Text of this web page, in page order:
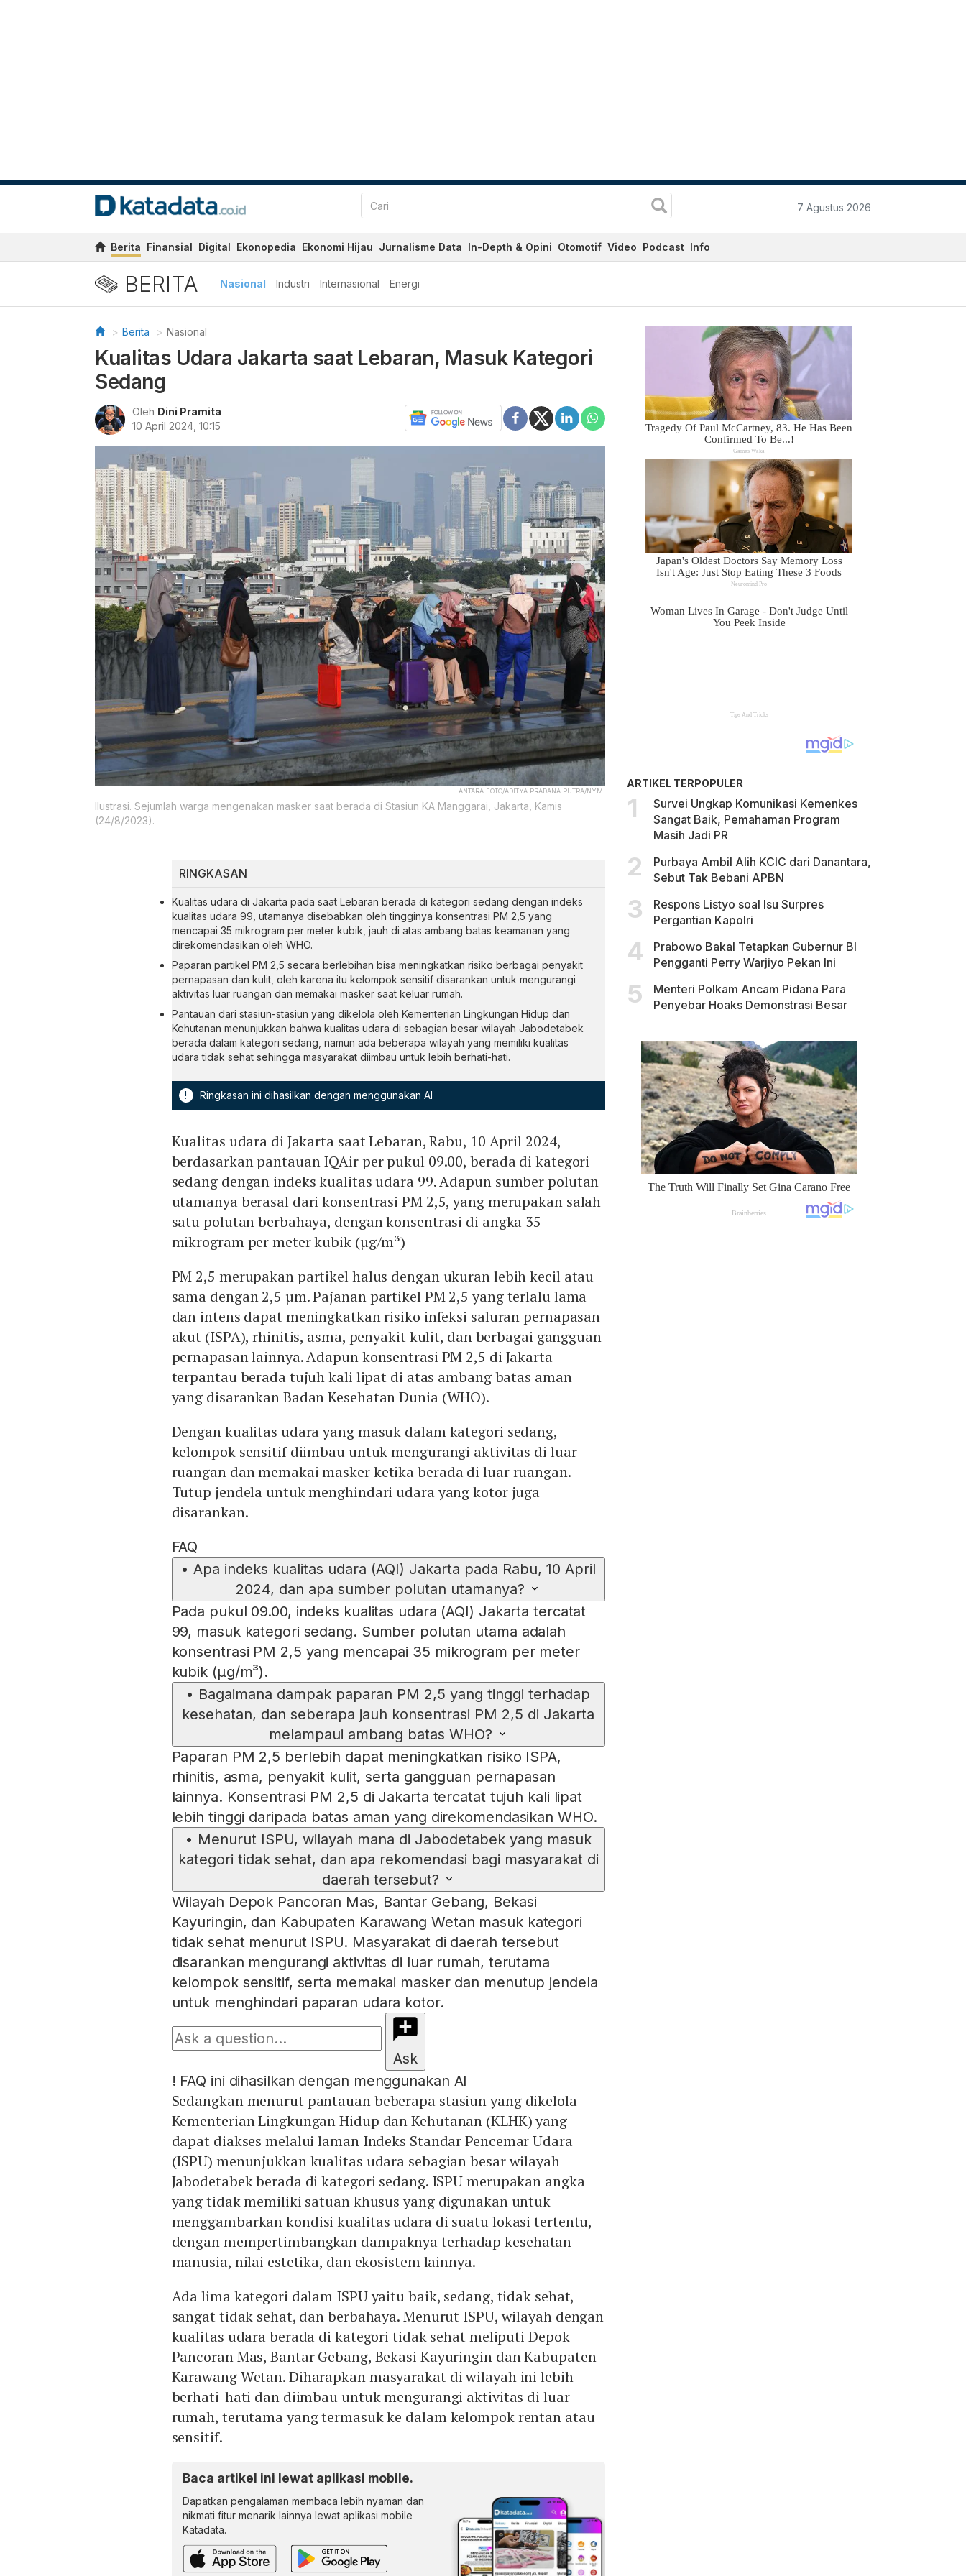
7 Agustus 2026
Berita Finansial Digital Ekonopedia Ekonomi Hijau Jurnalisme Data In-Depth & Opini Otomotif Video Podcast Info
BERITA Nasional Industri Internasional Energi
Berita Nasional
Kualitas Udara Jakarta saat Lebaran, Masuk Kategori
Sedang
Oleh Dini Pramita
10 April 2024, 10:15
ANTARA FOTO/ADITYA PRADANA PUTRA/NYM.
Ilustrasi. Sejumlah warga mengenakan masker saat berada di Stasiun KA Manggarai, Jakarta, Kamis
(24/8/2023).
RINGKASAN
Kualitas udara di Jakarta pada saat Lebaran berada di kategori sedang dengan indeks
kualitas udara 99, utamanya disebabkan oleh tingginya konsentrasi PM 2,5 yang
mencapai 35 mikrogram per meter kubik, jauh di atas ambang batas keamanan yang
direkomendasikan oleh WHO.
Paparan partikel PM 2,5 secara berlebihan bisa meningkatkan risiko berbagai penyakit
pernapasan dan kulit, oleh karena itu kelompok sensitif disarankan untuk mengurangi
aktivitas luar ruangan dan memakai masker saat keluar rumah.
Pantauan dari stasiun-stasiun yang dikelola oleh Kementerian Lingkungan Hidup dan
Kehutanan menunjukkan bahwa kualitas udara di sebagian besar wilayah Jabodetabek
berada dalam kategori sedang, namun ada beberapa wilayah yang memiliki kualitas
udara tidak sehat sehingga masyarakat diimbau untuk lebih berhati-hati.
! Ringkasan ini dihasilkan dengan menggunakan AI
Kualitas udara di Jakarta saat Lebaran, Rabu, 10 April 2024,
berdasarkan pantauan IQAir per pukul 09.00, berada di kategori
sedang dengan indeks kualitas udara 99. Adapun sumber polutan
utamanya berasal dari konsentrasi PM 2,5, yang merupakan salah
satu polutan berbahaya, dengan konsentrasi di angka 35
mikrogram per meter kubik (µg/m³)
PM 2,5 merupakan partikel halus dengan ukuran lebih kecil atau
sama dengan 2,5 µm. Pajanan partikel PM 2,5 yang terlalu lama
dan intens dapat meningkatkan risiko infeksi saluran pernapasan
akut (ISPA), rhinitis, asma, penyakit kulit, dan berbagai gangguan
pernapasan lainnya. Adapun konsentrasi PM 2,5 di Jakarta
terpantau berada tujuh kali lipat di atas ambang batas aman
yang disarankan Badan Kesehatan Dunia (WHO).
Dengan kualitas udara yang masuk dalam kategori sedang,
kelompok sensitif diimbau untuk mengurangi aktivitas di luar
ruangan dan memakai masker ketika berada di luar ruangan.
Tutup jendela untuk menghindari udara yang kotor juga
disarankan.
FAQ
• Apa indeks kualitas udara (AQI) Jakarta pada Rabu, 10 April
2024, dan apa sumber polutan utamanya?
Pada pukul 09.00, indeks kualitas udara (AQI) Jakarta tercatat
99, masuk kategori sedang. Sumber polutan utama adalah
konsentrasi PM 2,5 yang mencapai 35 mikrogram per meter
kubik (µg/m³).
• Bagaimana dampak paparan PM 2,5 yang tinggi terhadap
kesehatan, dan seberapa jauh konsentrasi PM 2,5 di Jakarta
melampaui ambang batas WHO?
Paparan PM 2,5 berlebih dapat meningkatkan risiko ISPA,
rhinitis, asma, penyakit kulit, serta gangguan pernapasan
lainnya. Konsentrasi PM 2,5 di Jakarta tercatat tujuh kali lipat
lebih tinggi daripada batas aman yang direkomendasikan WHO.
• Menurut ISPU, wilayah mana di Jabodetabek yang masuk
kategori tidak sehat, dan apa rekomendasi bagi masyarakat di
daerah tersebut?
Wilayah Depok Pancoran Mas, Bantar Gebang, Bekasi
Kayuringin, dan Kabupaten Karawang Wetan masuk kategori
tidak sehat menurut ISPU. Masyarakat di daerah tersebut
disarankan mengurangi aktivitas di luar rumah, terutama
kelompok sensitif, serta memakai masker dan menutup jendela
untuk menghindari paparan udara kotor.
Ask
! FAQ ini dihasilkan dengan menggunakan AI
Sedangkan menurut pantauan beberapa stasiun yang dikelola
Kementerian Lingkungan Hidup dan Kehutanan (KLHK) yang
dapat diakses melalui laman Indeks Standar Pencemar Udara
(ISPU) menunjukkan kualitas udara sebagian besar wilayah
Jabodetabek berada di kategori sedang. ISPU merupakan angka
yang tidak memiliki satuan khusus yang digunakan untuk
menggambarkan kondisi kualitas udara di suatu lokasi tertentu,
dengan mempertimbangkan dampaknya terhadap kesehatan
manusia, nilai estetika, dan ekosistem lainnya.
Ada lima kategori dalam ISPU yaitu baik, sedang, tidak sehat,
sangat tidak sehat, dan berbahaya. Menurut ISPU, wilayah dengan
kualitas udara berada di kategori tidak sehat meliputi Depok
Pancoran Mas, Bantar Gebang, Bekasi Kayuringin dan Kabupaten
Karawang Wetan. Diharapkan masyarakat di wilayah ini lebih
berhati-hati dan diimbau untuk mengurangi aktivitas di luar
rumah, terutama yang termasuk ke dalam kelompok rentan atau
sensitif.
Baca artikel ini lewat aplikasi mobile.
Dapatkan pengalaman membaca lebih nyaman dan
nikmati fitur menarik lainnya lewat aplikasi mobile
Katadata.
ARTIKEL TERPOPULER
Survei Ungkap Komunikasi Kemenkes
Sangat Baik, Pemahaman Program
Masih Jadi PR
Purbaya Ambil Alih KCIC dari Danantara,
Sebut Tak Bebani APBN
Respons Listyo soal Isu Surpres
Pergantian Kapolri
Prabowo Bakal Tetapkan Gubernur BI
Pengganti Perry Warjiyo Pekan Ini
Menteri Polkam Ancam Pidana Para
Penyebar Hoaks Demonstrasi Besar